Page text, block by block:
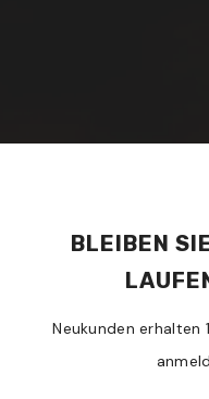
BLEIBEN
Neukunden